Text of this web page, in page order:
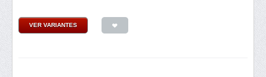
VER VARIANTES